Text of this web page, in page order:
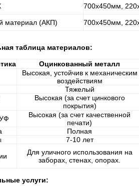
700х450мм,
материал (АКП) 700х450мм,
таблица материалов:
Оцинкованный металл
Высокая, устойчив к механическим
воздействиям
Тяжелый
Высокая (за счет цинкового
покрытия)
Высокая (за счет качественной
печати)
Полная
7-10 лет
Для уличного использования на
заборах, стенах, опорах.
услуги: